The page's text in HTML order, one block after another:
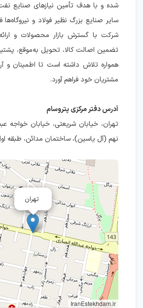
شده و با هدف تأمین نیازهای صنایع
سایر صنایع بزرگ نظیر فولاد و
شرکت با گسترش بازار محصولات و
تضمین اصالت کالا، تحویل به‌موقع،
همواره تلاش داشته است تا اطمینان و
مشتریان خود فراهم آورد.
آدرس دفتر مرکزی پتروسام
تهران، خیابان شریعتی، خیابان خواجه
نهم (آل یاسین)، ساختمان مدائن، طبقه
تهران
IranEstekhdam.ir